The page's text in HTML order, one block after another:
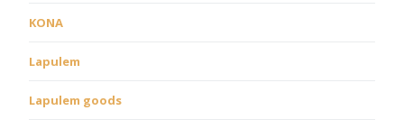
KONA
Lapulem
Lapulem goods